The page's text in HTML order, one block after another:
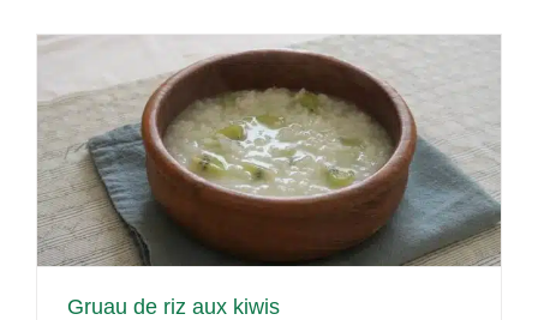
Gruau de riz aux kiwis